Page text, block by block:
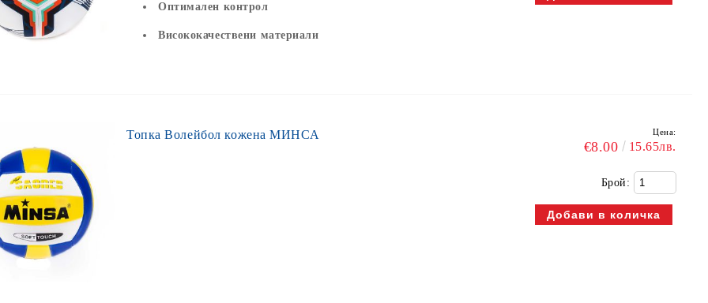
Оптимален контрол
Висококачествени материали
Топка Волейбол кожена МИНСА Цена:
€8.00 15.65лв.
Брой: